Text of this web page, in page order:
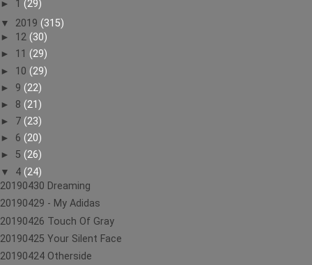
► 1 (29)
▼ 2019 (315)
► 12 (30)
► 11 (29)
► 10 (29)
► 9 (22)
► 8 (21)
► 7 (23)
► 6 (20)
► 5 (26)
▼ 4 (24)
20190430 Dreaming
20190429 - My Adidas
20190426 Touch Of Gray
20190425 Your Silent Face
20190424 Otherside